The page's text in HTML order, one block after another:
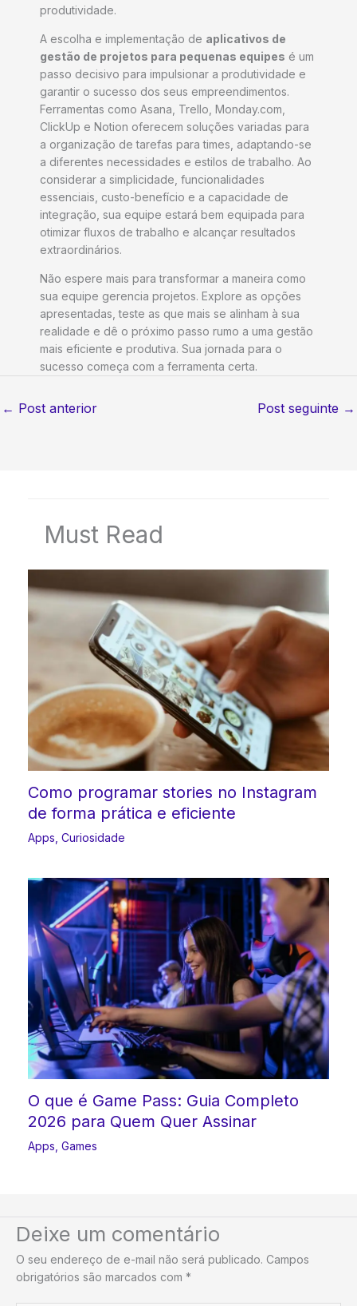
produtividade.
A escolha e implementação de aplicativos de
gestão de projetos para pequenas equipes é um
passo decisivo para impulsionar a produtividade e
garantir o sucesso dos seus empreendimentos.
Ferramentas como Asana, Trello, Monday.com,
ClickUp e Notion oferecem soluções variadas para
a organização de tarefas para times, adaptando-se
a diferentes necessidades e estilos de trabalho. Ao
considerar a simplicidade, funcionalidades
essenciais, custo-benefício e a capacidade de
integração, sua equipe estará bem equipada para
otimizar fluxos de trabalho e alcançar resultados
extraordinários.
Não espere mais para transformar a maneira como
sua equipe gerencia projetos. Explore as opções
apresentadas, teste as que mais se alinham à sua
realidade e dê o próximo passo rumo a uma gestão
mais eficiente e produtiva. Sua jornada para o
sucesso começa com a ferramenta certa.
← Post anterior Post seguinte →
Must Read
Como programar stories no Instagram
de forma prática e eficiente
Apps Curiosidade
O que é Game Pass: Guia Completo
2026 para Quem Quer Assinar
Apps Games
Deixe um comentário
O seu endereço de e-mail não será publicado. Campos
obrigatórios são marcados com *